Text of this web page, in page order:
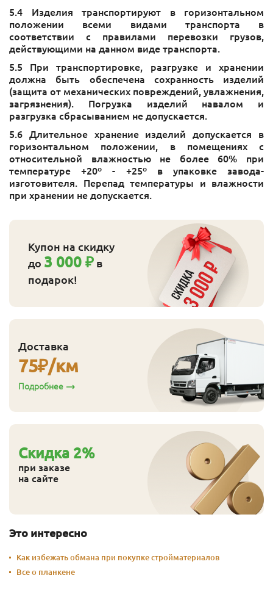
5.4​ Изделия транспортируют в горизонтальном
положении всеми видами транспорта в
соответствии с правилами перевозки грузов,
действующими на данном виде транспорта.
5.​5 При транспортировке, разгрузке и хранении
должна быть обеспечена сохранность изделий
(защита от механических повреждений, увлажнения,
загрязнения). Погрузка изделий навалом и
разгрузка сбрасыванием не допускается.
5.6​ Длительное хранение изделий допускается в
горизонтальном положении, в помещениях с
относительной влажностью не более 60% при
температуре +20º - +25º в упаковке завода-
изготовителя. Перепад температуры и влажности
при хранении не допускается.
Купон на скидку
до 3 000 ₽ в
подарок!
Доставка
75₽/км
Подробнее
Cкидка 2%
при заказе
на сайте
Это интересно
Как избежать обмана при покупке стройматериалов
Все о планкене